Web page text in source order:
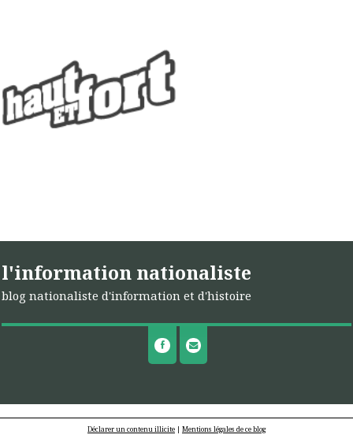
l'information nationaliste
blog nationaliste d'information et d'histoire
Déclarer un contenu illicite | Mentions légales de ce blog